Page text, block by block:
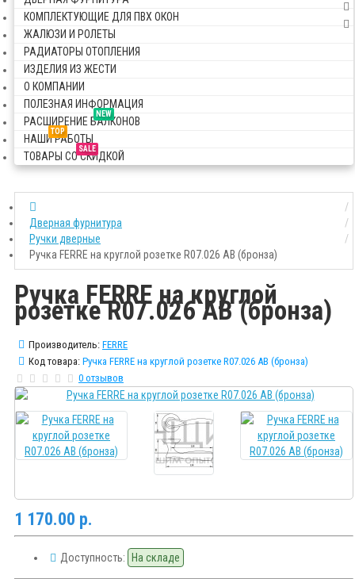
КОМПЛЕКТУЮЩИЕ ДЛЯ ПВХ ОКОН
ЖАЛЮЗИ И РОЛЕТЫ
РАДИАТОРЫ ОТОПЛЕНИЯ
ИЗДЕЛИЯ ИЗ ЖЕСТИ
О КОМПАНИИ
ПОЛЕЗНАЯ ИНФОРМАЦИЯ
NEW
РАСШИРЕНИЕ БАЛКОНОВ
TOP
НАШИ РАБОТЫ
SALE
ТОВАРЫ СО СКИДКОЙ
Дверная фурнитура
Ручки дверные
Ручка FERRE на круглой розетке R07.026 AB (бронза)
Ручка FERRE на круглой
розетке R07.026 AB (бронза)
Производитель: FERRE
Код товара: Ручка FERRE на круглой розетке R07.026 AB (бронза)
0 отзывов
1 170.00 р.
Доступность: На складе